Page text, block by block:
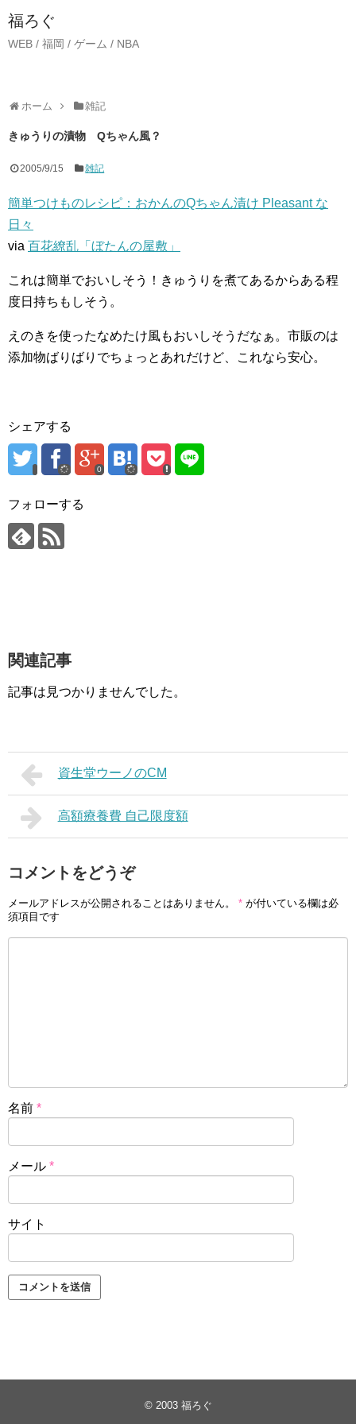
福ろぐ
WEB / 福岡 / ゲーム / NBA
ホーム 雑記
きゅうりの漬物 Qちゃん風？
2005/9/15 雑記
簡単つけものレシピ：おかんのQちゃん漬け Pleasant な
日々
via 百花繚乱「ぼたんの屋敷」
これは簡単でおいしそう！きゅうりを煮てあるからある程
度日持ちもしそう。
えのきを使ったなめたけ風もおいしそうだなぁ。市販のは
添加物ばりばりでちょっとあれだけど、これなら安心。
シェアする
0
フォローする
関連記事
記事は見つかりませんでした。
資生堂ウーノのCM
高額療養費 自己限度額
コメントをどうぞ
メールアドレスが公開されることはありません。 * が付いている欄は必
須項目です
名前 *
メール *
サイト
© 2003 福ろぐ